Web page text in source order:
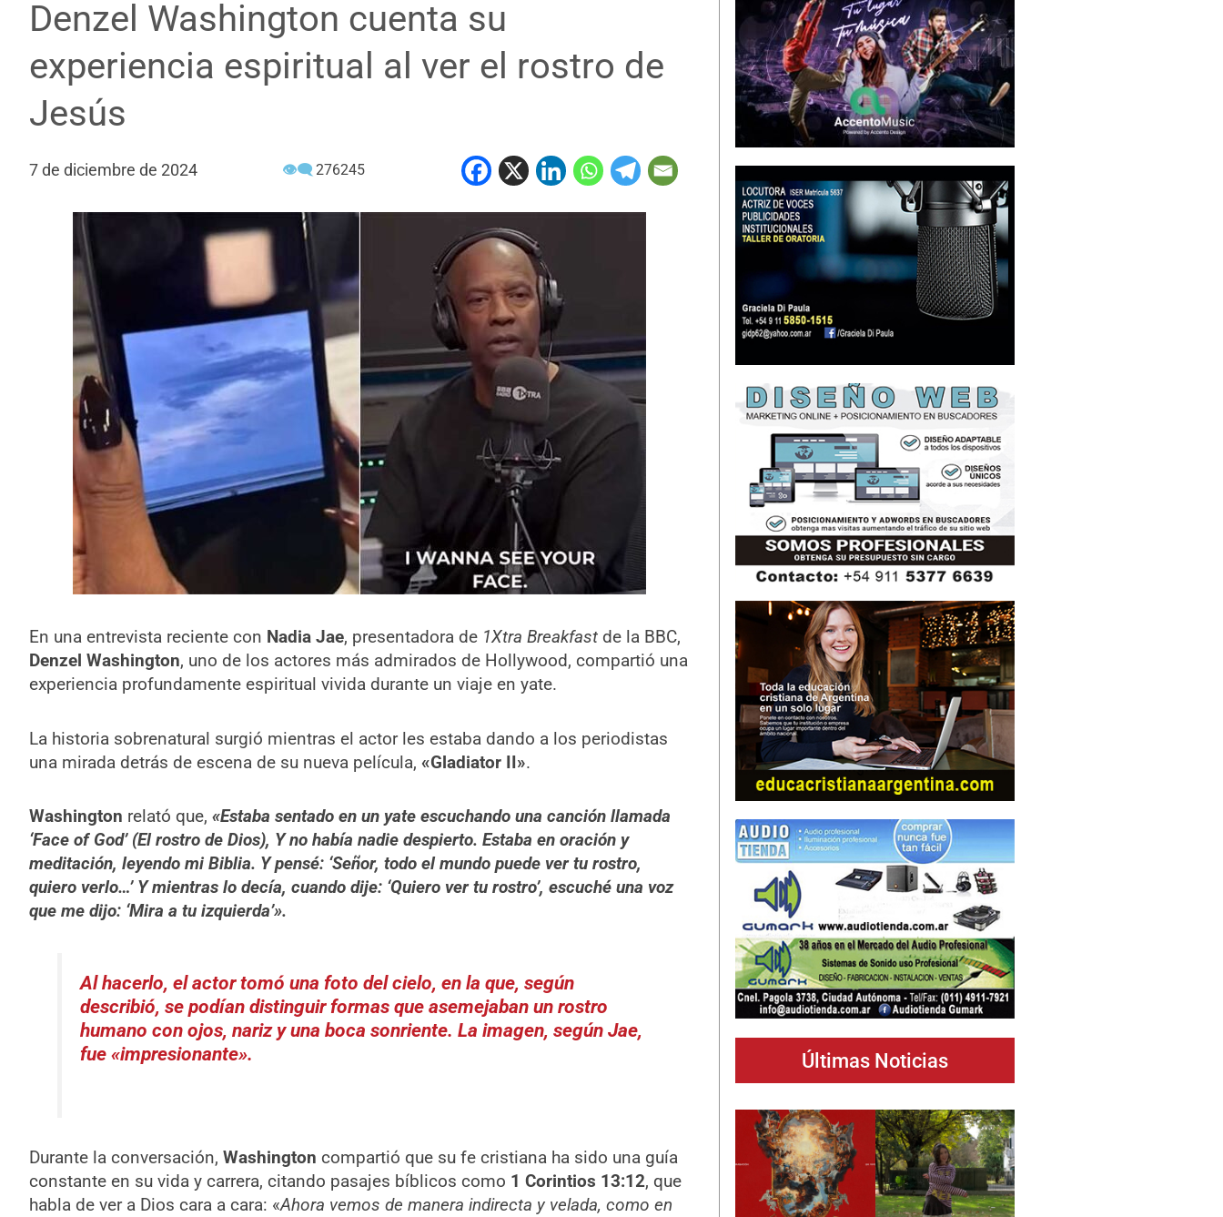
Denzel Washington cuenta su
experiencia espiritual al ver el rostro de
Jesús
7 de diciembre de 2024 👁‍🗨 276245
En una entrevista reciente con Nadia Jae, presentadora de 1Xtra Breakfastde la BBC,
Denzel Washington, uno de los actores más admirados de Hollywood, compartió una
experiencia profundamente espiritual vivida durante un viaje en yate.
La historia sobrenatural surgió mientras el actor les estaba dando a los periodistas
una mirada detrás de escena de su nueva película, «Gladiator II».
Washington relató que, «Estaba sentado en un yate escuchando una canción llamada
‘Face of God’ (El rostro de Dios), Y no había nadie despierto. Estaba en oración y
meditación, leyendo mi Biblia. Y pensé: ‘Señor, todo el mundo puede ver tu rostro,
quiero verlo…’ Y mientras lo decía, cuando dije: ‘Quiero ver tu rostro’, escuché una voz
que me dijo: ‘Mira a tu izquierda’».
Al hacerlo, el actor tomó una foto del cielo, en la que, según
describió, se podían distinguir formas que asemejaban un rostro
humano con ojos, nariz y una boca sonriente. La imagen, según Jae,
fue «impresionante».
Durante la conversación, Washington compartió que su fe cristiana ha sido una guía
constante en su vida y carrera, citando pasajes bíblicos como 1 Corintios 13:12, que
habla de ver a Dios cara a cara: «Ahora vemos de manera indirecta y velada, como en
Últimas Noticias